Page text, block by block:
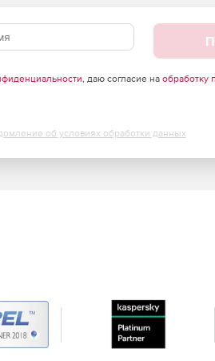
о
, даю согласие на обработку
об условиях обработки данных